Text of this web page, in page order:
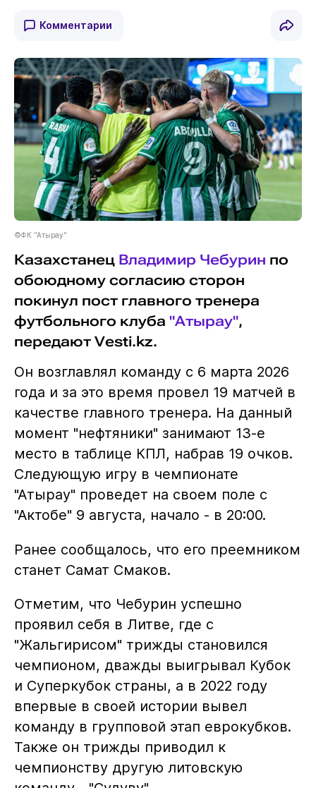
Комментарии
©ФК "Атырау"
Казахстанец Владимир Чебурин по
обоюдному согласию сторон
покинул пост главного тренера
футбольного клуба "Атырау",
передают Vesti.kz.
Он возглавлял команду с 6 марта 2026
года и за это время провел 19 матчей в
качестве главного тренера. На данный
момент "нефтяники" занимают 13-е
место в таблице КПЛ, набрав 19 очков.
Следующую игру в чемпионате
"Атырау" проведет на своем поле с
"Актобе" 9 августа, начало - в 20:00.
Ранее сообщалось, что его преемником
станет Самат Смаков.
Отметим, что Чебурин успешно
проявил себя в Литве, где с
"Жальгирисом" трижды становился
чемпионом, дважды выигрывал Кубок
и Суперкубок страны, а в 2022 году
впервые в своей истории вывел
команду в групповой этап еврокубков.
Также он трижды приводил к
чемпионству другую литовскую